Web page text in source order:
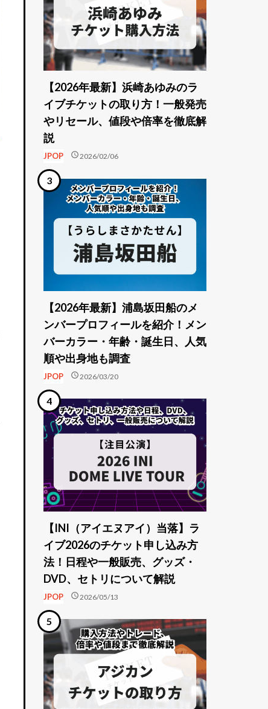
【2026年最新】浜崎あゆみのラ
イブチケットの取り方！一般発売
やリセール、値段や倍率を徹底解
説
JPOP schedule2026/02/06
【2026年最新】浦島坂田船のメ
ンバープロフィールを紹介！メン
バーカラー・年齢・誕生日、人気
順や出身地も調査
JPOP schedule2026/03/20
【INI（アイエヌアイ）当落】ラ
イブ2026のチケット申し込み方
法！日程や一般販売、グッズ・
DVD、セトリについて解説
JPOP schedule2026/05/13